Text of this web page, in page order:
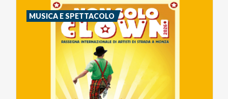
MUSICA E SPETTACOLO